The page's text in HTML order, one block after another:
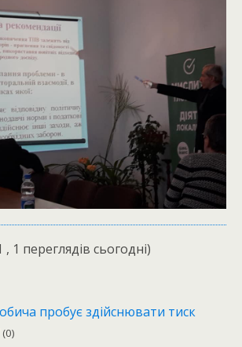
1 переглядів сьогодні)
пробує здійснювати тиск
(0)